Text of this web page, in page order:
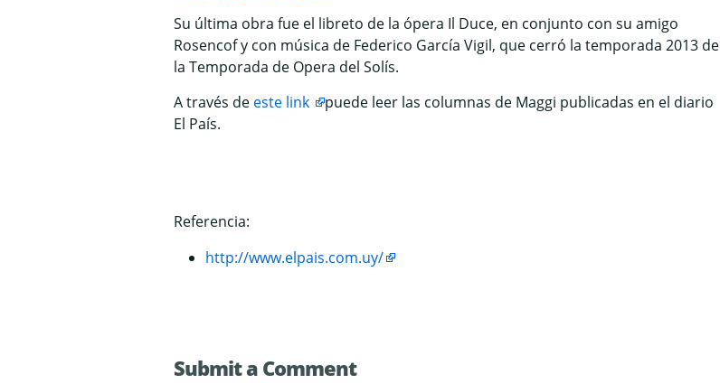
Su última obra fue el libreto de la ópera Il Duce, en conjunto con su amigo
Rosencof y con música de Federico García Vigil, que cerró la temporada 2013 de
la Temporada de Opera del Solís.
A través de este link
puede leer las columnas de Maggi publicadas en el diario
El País.
Referencia:
http://www.elpais.com.uy/
Submit a Comment